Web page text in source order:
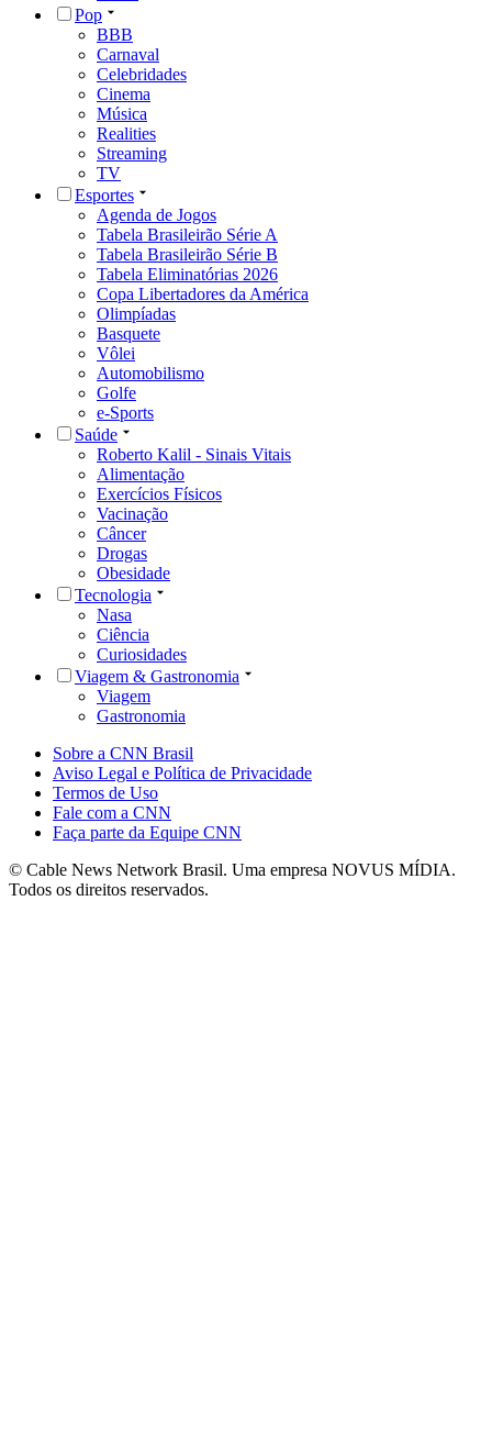
Pop
BBB
Carnaval
Celebridades
Cinema
Música
Realities
Streaming
TV
Esportes
Agenda de Jogos
Tabela Brasileirão Série A
Tabela Brasileirão Série B
Tabela Eliminatórias 2026
Copa Libertadores da América
Olimpíadas
Basquete
Vôlei
Automobilismo
Golfe
e-Sports
Saúde
Roberto Kalil - Sinais Vitais
Alimentação
Exercícios Físicos
Vacinação
Câncer
Drogas
Obesidade
Tecnologia
Nasa
Ciência
Curiosidades
Viagem & Gastronomia
Viagem
Gastronomia
Sobre a CNN Brasil
Aviso Legal e Política de Privacidade
Termos de Uso
Fale com a CNN
Faça parte da Equipe CNN
© Cable News Network Brasil. Uma empresa NOVUS MÍDIA.
Todos os direitos reservados.